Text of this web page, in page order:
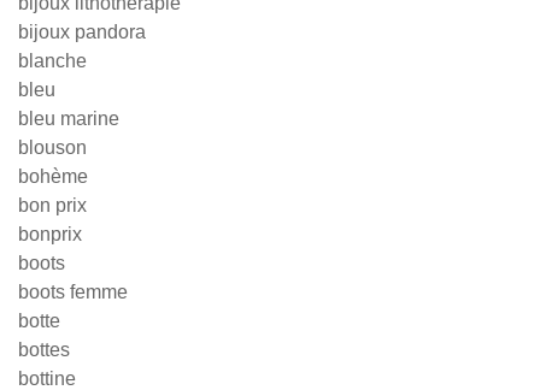
bijoux pandora
blanche
bleu
bleu marine
blouson
bohème
bon prix
bonprix
boots
boots femme
botte
bottes
bottine